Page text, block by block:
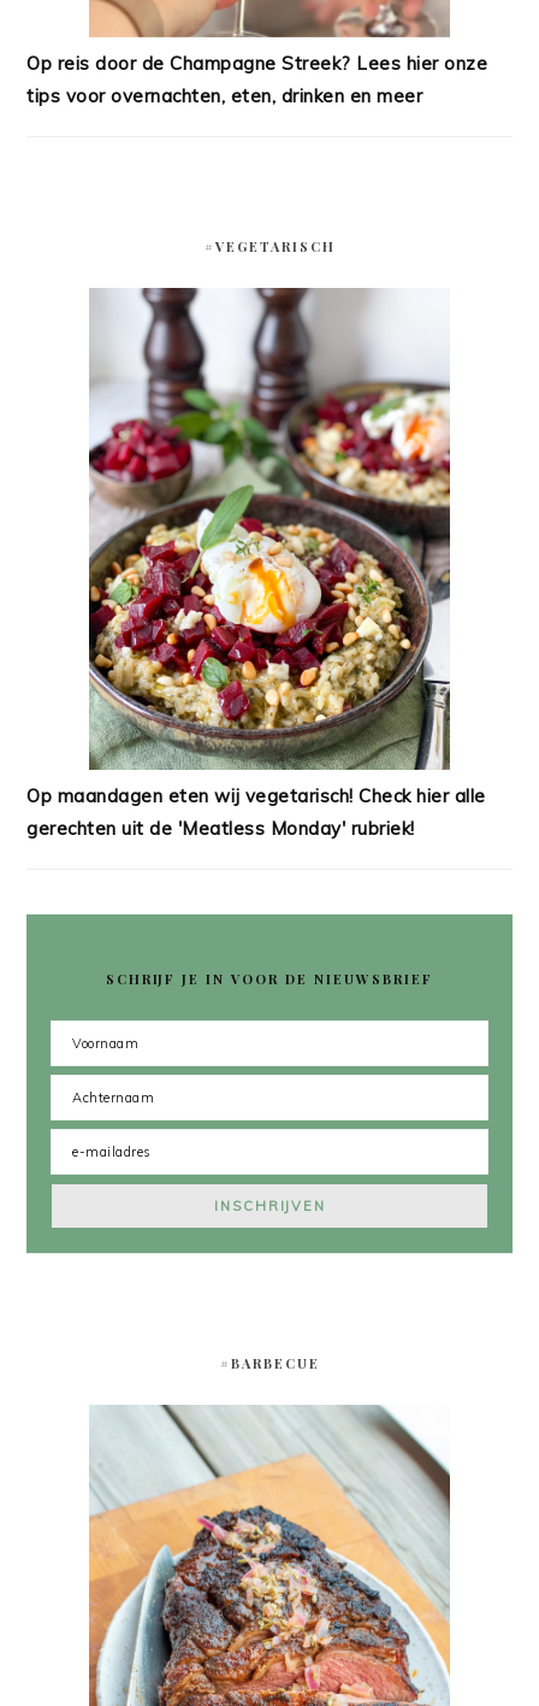
Op reis door de Champagne Streek? Lees hier onze
tips voor overnachten, eten, drinken en meer
#VEGETARISCH
Op maandagen eten wij vegetarisch! Check hier alle
gerechten uit de 'Meatless Monday' rubriek!
SCHRIJF JE IN VOOR DE NIEUWSBRIEF
#BARBECUE